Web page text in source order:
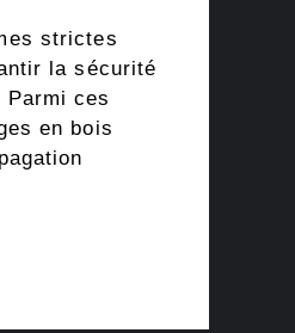
strictes
la sécurité
Parmi ces
en bois